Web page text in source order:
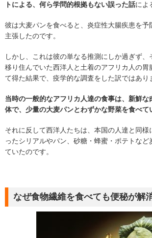
トによる、何ら学問的根拠もない誤った話によ
彼は大麦パンを食べると、炎症性大腸疾患を予
主張したのです。
しかし、これは彼の単なる推測にしか過ぎず、
移り住んでいた西洋人と土着のアフリカ人の胃
て得た結果で、疫学的な調査をした訳ではあり
当時の一般的なアフリカ人達の食事は、新鮮な
体で、少量の大麦パンとわずかな野菜を食べて
それに反して西洋人たちは、本国の人達と同様
ったシリアルやパン、砂糖・蜂蜜・ポテトなど
ていたのです。
なぜ食物繊維を食べても便秘が解